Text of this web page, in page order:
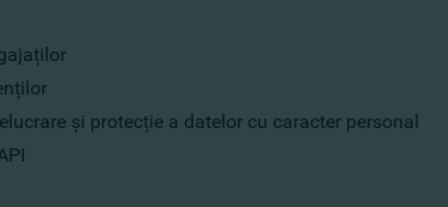
și protecție a datelor cu caracter personal